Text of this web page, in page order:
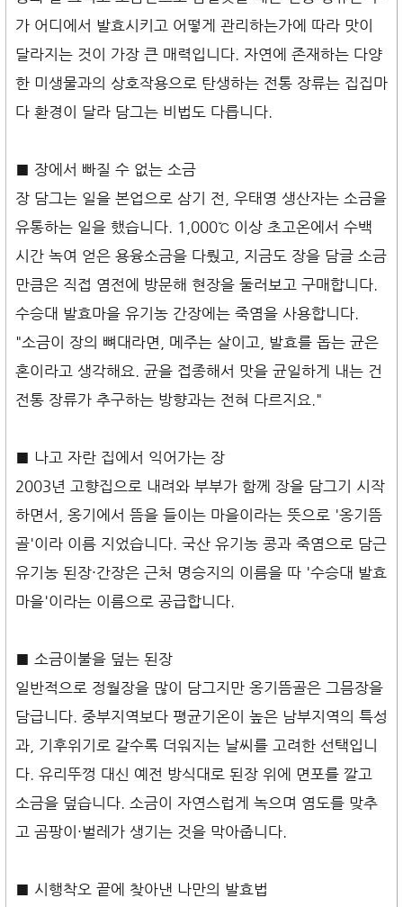
가 어디에서 발효시키고 어떻게 관리하는가에 따라 맛이
달라지는 것이 가장 큰 매력입니다. 자연에 존재하는 다양
한 미생물과의 상호작용으로 탄생하는 전통 장류는 집집마
다 환경이 달라 담그는 비법도 다릅니다.
■ 장에서 빠질 수 없는 소금
장 담그는 일을 본업으로 삼기 전, 우태영 생산자는 소금을
유통하는 일을 했습니다. 1,000℃ 이상 초고온에서 수백
시간 녹여 얻은 용융소금을 다뤘고, 지금도 장을 담글 소금
만큼은 직접 염전에 방문해 현장을 둘러보고 구매합니다.
수승대 발효마을 유기농 간장에는 죽염을 사용합니다.
"소금이 장의 뼈대라면, 메주는 살이고, 발효를 돕는 균은
혼이라고 생각해요. 균을 접종해서 맛을 균일하게 내는 건
전통 장류가 추구하는 방향과는 전혀 다르지요."
■ 나고 자란 집에서 익어가는 장
2003년 고향집으로 내려와 부부가 함께 장을 담그기 시작
하면서, 옹기에서 뜸을 들이는 마을이라는 뜻으로 '옹기뜸
골'이라 이름 지었습니다. 국산 유기농 콩과 죽염으로 담근
유기농 된장·간장은 근처 명승지의 이름을 따 '수승대 발효
마을'이라는 이름으로 공급합니다.
■ 소금이불을 덮는 된장
일반적으로 정월장을 많이 담그지만 옹기뜸골은 그믐장을
담급니다. 중부지역보다 평균기온이 높은 남부지역의 특성
과, 기후위기로 갈수록 더워지는 날씨를 고려한 선택입니
다. 유리뚜껑 대신 예전 방식대로 된장 위에 면포를 깔고
소금을 덮습니다. 소금이 자연스럽게 녹으며 염도를 맞추
고 곰팡이·벌레가 생기는 것을 막아줍니다.
■ 시행착오 끝에 찾아낸 나만의 발효법